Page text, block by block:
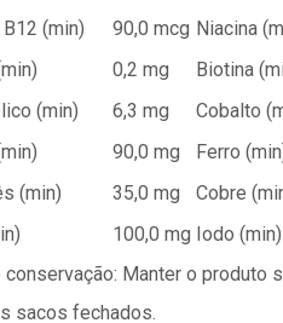
(min)
90,0 mcg Niacina
0,2 mg Biotina
(min)
6,3 mg Cobalto
90,0 mg Ferro
(min)
35,0 mg Cobre
100,0 mg Iodo (min)
conservação: Manter o produto
sacos fechados.